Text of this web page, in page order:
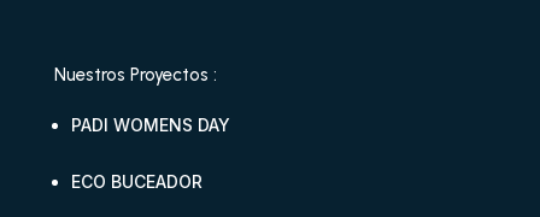
Nuestros Proyectos :
PADI WOMENS DAY
ECO BUCEADOR